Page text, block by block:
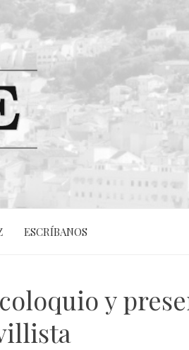
ESCRÍBANOS
y